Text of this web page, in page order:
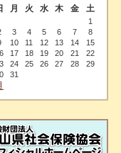
月 火 水 木 金 土
1
3 4 5 6 7
8
10 11 12 13 14
15
17 18 19 20 21
22
24 25 26 27 28
29
31